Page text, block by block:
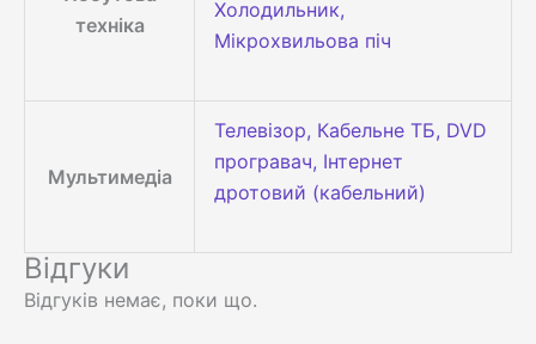
техніка
Холодильник,
Мікрохвильова піч
Мультимедіа
Телевізор, Кабельне ТБ, DVD
програвач, Інтернет
дротовий (кабельний)
Відгуки
Відгуків немає, поки що.